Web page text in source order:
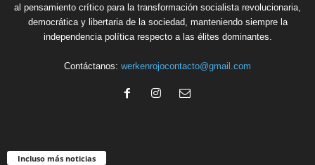
al pensamiento crítico para la transformación socialista revolucionaria,
democrática y libertaria de la sociedad, manteniendo siempre la
independencia política respecto a las élites dominantes.
Contáctanos: werkenrojocontacto@gmail.com
Incluso más noticias